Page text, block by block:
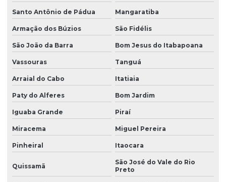
Laudo de insalubridade para soldador
Laudo de instalações elétricas nr10
Laudo ltcat valor
Laudo de luminosidade
Laudo nr 15
Laudo de nr10
Laudo pcmso
Laudo pericial insalubridade
Laudo pericial de periculosidade
Laudo pericial trabalhista insalubridade
Santo Antônio de Pádua Mangaratiba
Armação dos Búzios São Fidélis
São João da Barra Bom Jesus do Itabapoana
Vassouras Tanguá
Arraial do Cabo Itatiaia
Paty do Alferes Bom Jardim
Iguaba Grande Piraí
Miracema Miguel Pereira
Pinheiral Itaocara
Quissamã
São José do Vale do Rio
Preto